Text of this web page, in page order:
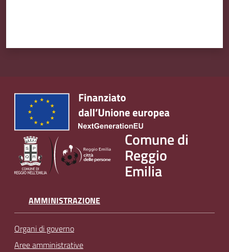
n
Seguici
su
Comune di
Reggio
Emilia
AMMINISTRAZIONE
Organi di governo
Aree amministrative